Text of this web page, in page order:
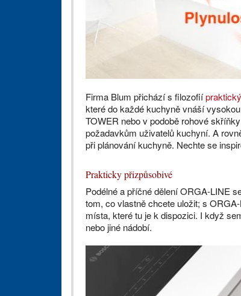
Firma Blum přichází s filozofií
které do každé kuchyně vnáší
TOWER nebo v podobě rohové
požadavkům uživatelů kuchyní. A
při plánování kuchyně. Nechte se
Prakticky přizpůsobivé
Podélné a příčné dělení ORGA-LINE
tom, co vlastně chcete uložit; s
místa, které tu je k dispozici. I když
nebo jiné nádobí.